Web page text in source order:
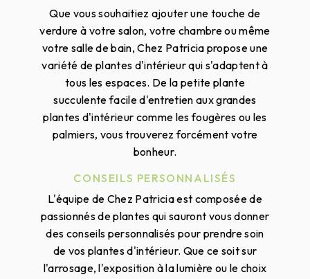
Que vous souhaitiez ajouter une touche de
verdure à votre salon, votre chambre ou même
votre salle de bain, Chez Patricia propose une
variété de plantes d'intérieur qui s'adaptent à
tous les espaces. De la petite plante
succulente facile d'entretien aux grandes
plantes d'intérieur comme les fougères ou les
palmiers, vous trouverez forcément votre
bonheur.
CONSEILS PERSONNALISÉS
L'équipe de Chez Patricia est composée de
passionnés de plantes qui sauront vous donner
des conseils personnalisés pour prendre soin
de vos plantes d'intérieur. Que ce soit sur
l'arrosage, l'exposition à la lumière ou le choix